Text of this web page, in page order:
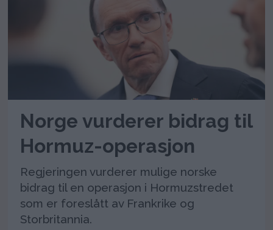
Norge vurderer bidrag til
Hormuz-operasjon
Regjeringen vurderer mulige norske
bidrag til en operasjon i Hormuzstredet
som er foreslått av Frankrike og
Storbritannia.